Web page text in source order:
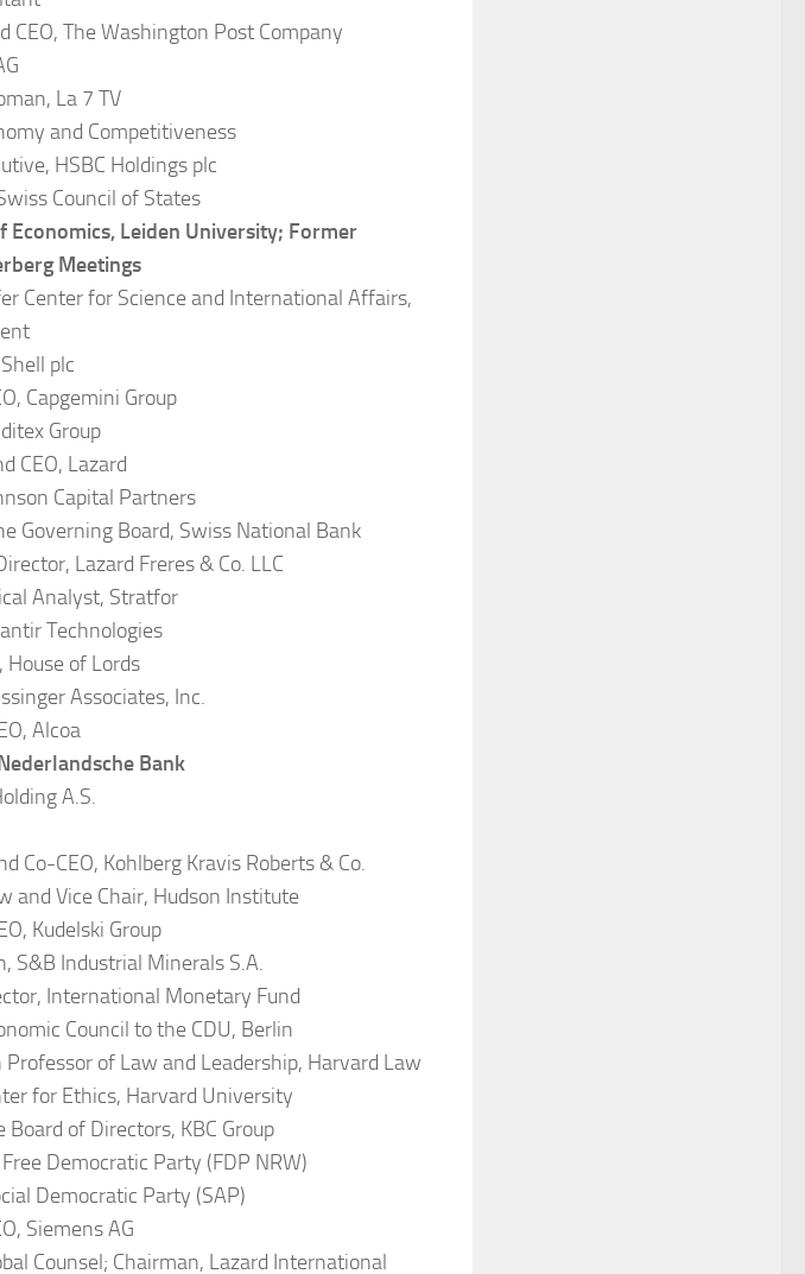
CEO, The Washington Post Company
La 7 TV
and Competitiveness
HSBC Holdings plc
Council of States
Leiden University; Former
Meetings
Center for Science and International Affairs,
plc
Capgemini Group
Group
CEO, Lazard
Capital Partners
Governing Board, Swiss National Bank
Lazard Freres & Co. LLC
Analyst, Stratfor
Technologies
House of Lords
Associates, Inc.
Alcoa
Bank
A.S.
Co-CEO, Kohlberg Kravis Roberts & Co.
and Vice Chair, Hudson Institute
Kudelski Group
S&B Industrial Minerals S.A.
International Monetary Fund
Council to the CDU, Berlin
of Law and Leadership, Harvard Law
for Ethics, Harvard University
of Directors, KBC Group
Democratic Party (FDP NRW)
Democratic Party (SAP)
Siemens AG
Counsel; Chairman, Lazard International